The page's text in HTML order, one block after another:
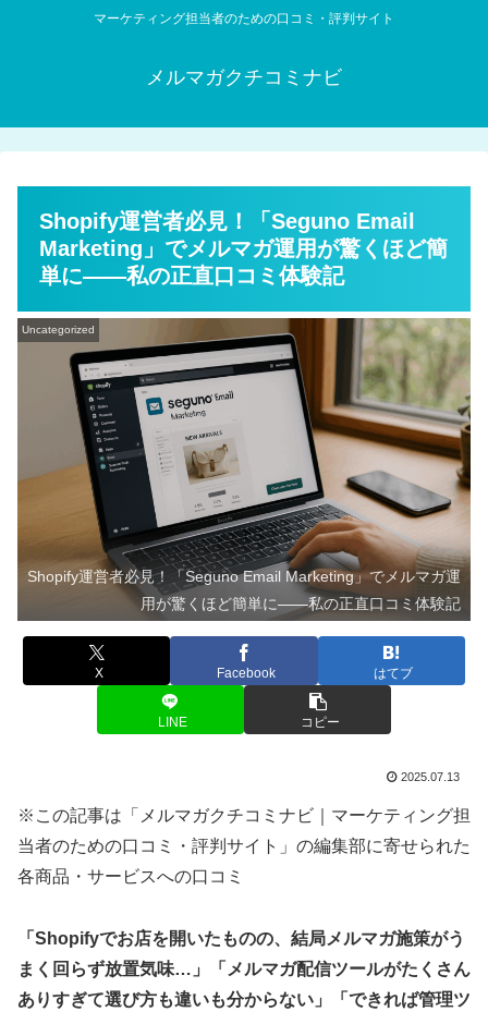
マーケティング担当者のための口コミ・評判サイト
メルマガクチコミナビ
Shopify運営者必見！「Seguno Email
Marketing」でメルマガ運用が驚くほど簡
単に——私の正直口コミ体験記
Uncategorized
Shopify運営者必見！「Seguno Email Marketing」でメルマガ運
用が驚くほど簡単に——私の正直口コミ体験記
X Facebook はてブ
LINE コピー
2025.07.13
※この記事は「メルマガクチコミナビ｜マーケティング担
当者のための口コミ・評判サイト」の編集部に寄せられた
各商品・サービスへの口コミ
「Shopifyでお店を開いたものの、結局メルマガ施策がう
まく回らず放置気味…」「メルマガ配信ツールがたくさん
ありすぎて選び方も違いも分からない」「できれば管理ツ